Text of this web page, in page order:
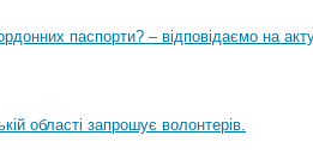
паспорти? – відповідаємо на
області запрошує волонтерів.